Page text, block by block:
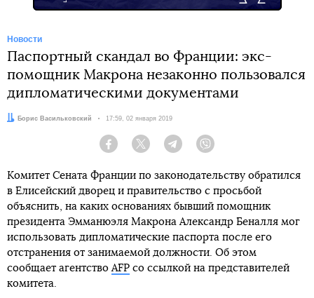
Новости
Паспортный скандал во Франции: экс-
помощник Макрона незаконно пользовался
дипломатическими документами
Автор:Борис Васильковский Дата:
17:59, 02 января 2019
Facebook Twitter Telegram
Комитет Сената Франции по законодательству обратился
в Елисейский дворец и правительство с просьбой
объяснить, на каких основаниях бывший помощник
президента Эмманюэля Макрона Александр Беналля мог
использовать дипломатические паспорта после его
отстранения от занимаемой должности. Об этом
сообщает агентствоAFP со ссылкой на представителей
комитета.